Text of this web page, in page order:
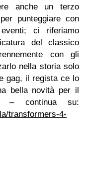
anche un terzo
punteggiare con
ci riferiamo
del classico
con gli
nella storia solo
gag, il regista ce lo
bella novità per il
– continua su:
transformers-4-